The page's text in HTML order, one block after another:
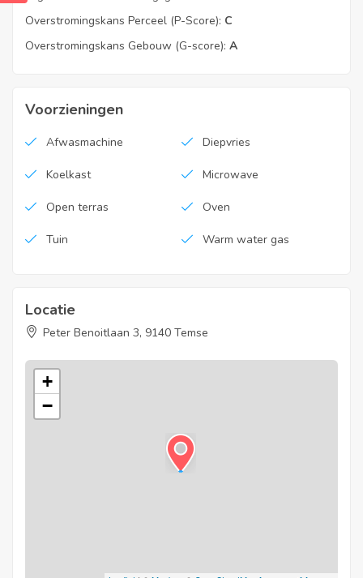
20231019-0003017135-RES-1
Overstromingskans Perceel (P-Score): C
Overstromingskans Gebouw (G-score): A
Voorzieningen
Afwasmachine Diepvries
Koelkast Microwave
Open terras Oven
Tuin Warm water gas
Locatie
Peter Benoitlaan 3, 9140 Temse
+
−